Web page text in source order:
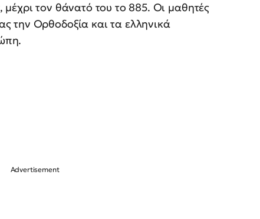
μέχρι τον θάνατό του το 885. Οι μαθητές
την Ορθοδοξία και τα ελληνικά